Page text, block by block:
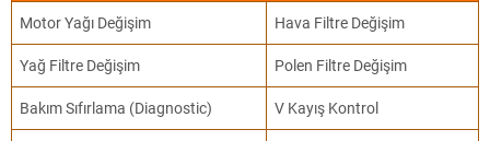
Motor Yağı Değişim Hava Filtre Değişim
Yağ Filtre Değişim Polen Filtre Değişim
Bakım Sıfırlama (Diagnostic) V Kayış Kontrol